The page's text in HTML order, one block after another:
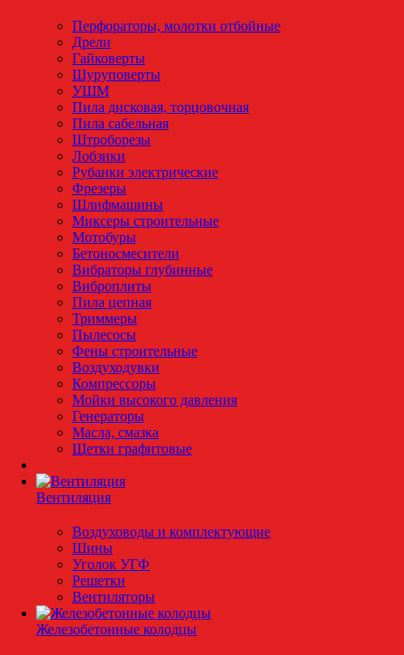
Перфораторы, молотки отбойные
Дрели
Гайковерты
Шуруповерты
УШМ
Пила дисковая, торцовочная
Пила сабельная
Штроборезы
Лобзики
Рубанки электрические
Фрезеры
Шлифмашины
Миксеры строительные
Мотобуры
Бетоносмесители
Вибраторы глубинные
Виброплиты
Пила цепная
Триммеры
Пылесосы
Фены строительные
Воздуходувки
Компрессоры
Мойки высокого давления
Генераторы
Масла, смазка
Щетки графитовые
Вентиляция
Воздуховоды и комплектующие
Шины
Уголок УГФ
Решeтки
Вентиляторы
Железобетонные колодцы